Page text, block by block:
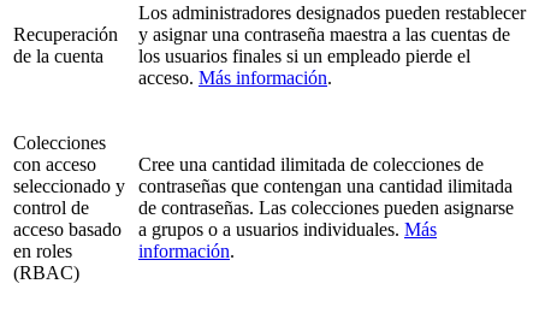
Recuperación
de la cuenta
Los administradores designados pueden restablecer
y asignar una contraseña maestra a las cuentas de
los usuarios finales si un empleado pierde el
acceso. Más información.
Colecciones
con acceso
seleccionado y
control de
acceso basado
en roles
(RBAC)
Cree una cantidad ilimitada de colecciones de
contraseñas que contengan una cantidad ilimitada
de contraseñas. Las colecciones pueden asignarse
a grupos o a usuarios individuales. Más
información.